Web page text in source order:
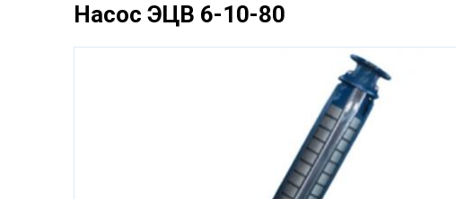
Насос ЭЦВ 6-10-80